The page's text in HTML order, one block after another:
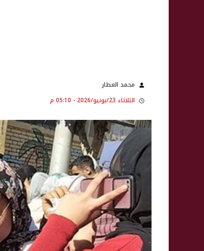
محمد العطار
الثلاثاء 23/يونيو/2026 - 05:10 م